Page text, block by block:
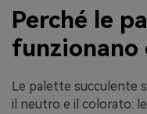
Perché le
funzionano
Le palette succulente
il neutro e il colorato: